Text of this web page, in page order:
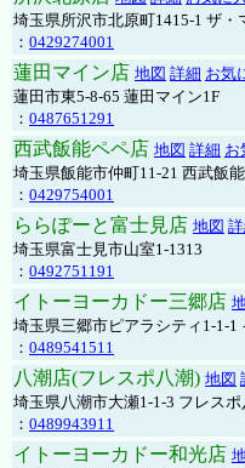
埼玉県所沢市北原町1415-1 ザ
： 0429274001
蓮田マイン店 地図 詳細 お気
蓮田市東5-8-65 蓮田マイン1F
： 0487651291
西武飯能ペペ店 地図 詳細 お
埼玉県飯能市仲町11-21 西武飯
： 0429754001
ららぽーと富士見店 地図
埼玉県富士見市山室1-1313
： 0492751191
イトーヨーカドー三郷店
埼玉県三郷市ピアラシティ1-1-
： 0489541511
八潮店(フレスポ八潮) 地図
埼玉県八潮市大瀬1-1-3 フレスポ
： 0489943911
イトーヨーカドー和光店